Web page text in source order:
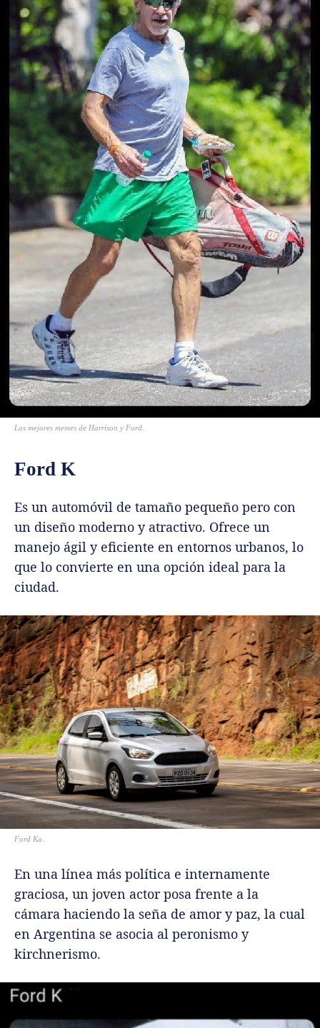
Los mejores memes de Harrison y Ford.
Ford K
Es un automóvil de tamaño pequeño pero con
un diseño moderno y atractivo. Ofrece un
manejo ágil y eficiente en entornos urbanos, lo
que lo convierte en una opción ideal para la
ciudad.
Ford Ka.
En una línea más política e internamente
graciosa, un joven actor posa frente a la
cámara haciendo la seña de amor y paz, la cual
en Argentina se asocia al peronismo y
kirchnerismo.